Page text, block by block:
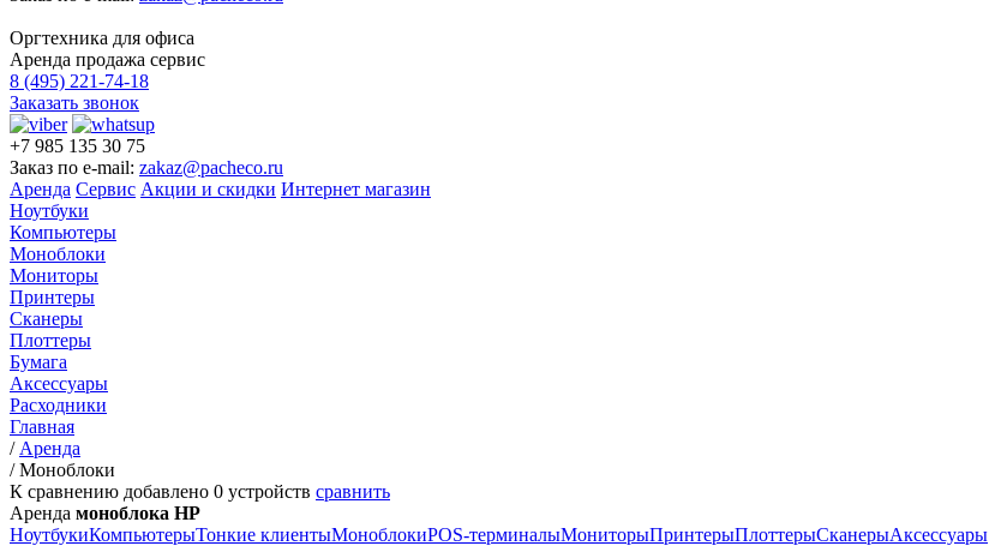
Оргтехника для офиса
Аренда продажа сервис
8 (495) 221-74-18
Заказать звонок
+7 985 135 30 75
Заказ по e-mail: zakaz@pacheco.ru
Аренда Сервис Акции и скидки Интернет магазин
Ноутбуки
Компьютеры
Моноблоки
Мониторы
Принтеры
Сканеры
Плоттеры
Бумага
Аксессуары
Расходники
Главная
/ Аренда
/Моноблоки
К сравнению добавлено 0 устройств сравнить
Аренда моноблока HP
НоутбукиКомпьютерыТонкие клиентыМоноблокиPOS-терминалыМониторыПринтерыПлоттерыСканерыАксессуары